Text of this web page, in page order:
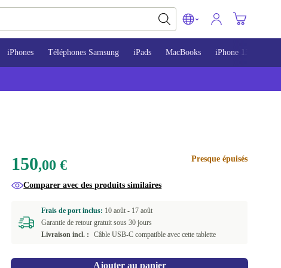
iPhones Téléphones Samsung iPads MacBooks iPhone 13
150,00 € Presque épuisés
Comparer avec des produits similaires
Frais de port inclus: 10 août - 17 août
Garantie de retour gratuit sous 30 jours
Livraison incl. :
Câble USB-C compatible avec cette tablette
Ajouter au panier